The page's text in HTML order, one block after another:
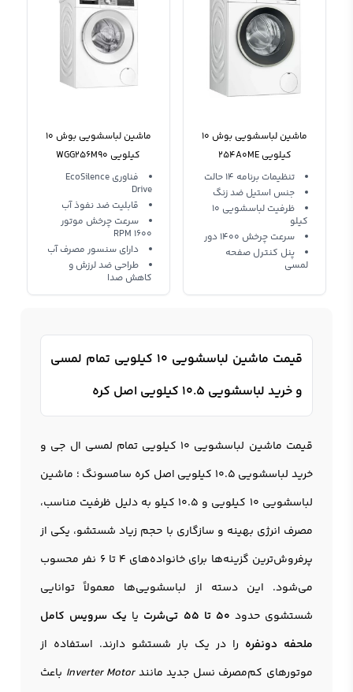
ماشین لباسشویی بوش 10
کیلویی 254A0ME
تنظیمات برنامه 14 حالت
جنس استیل ضد زنگ
ظرفیت لباسشویی 10
کیلو
سرعت چرخش 1400 دور
پنل کنترل صفحه
لمسی
ماشین لباسشویی بوش 10
کیلویی WGG256M90
فناوری EcoSilence
Drive
قابلیت ضد نفوذ آب
سرعت چرخش موتور
1600 RPM
دارای سنسور مصرف آب
طراحی ضد لرزش و
کاهش صدا
قیمت ماشین لباسشویی 10 کیلویی تمام لمسی
و خرید لباسشویی 10.5 کیلویی اصل کره
قیمت ماشین لباسشویی 10 کیلویی تمام لمسی ال جی و
خرید لباسشویی 10.5 کیلویی اصل کره سامسونگ ؛
ماشین
لباسشویی 10 کیلویی
و 10.5 کیلو به دلیل ظرفیت مناسب،
مصرف انرژی بهینه و سازگاری با حجم زیاد شستشو، یکی از
پرفروش‌ترین گزینه‌ها برای خانواده‌های 4 تا 6 نفر محسوب
می‌شود. این دسته از لباسشویی‌ها معمولاً توانایی
شستشوی حدود 50 تا 55 تی‌شرت یا یک سرویس کامل
ملحفه دونفره را در یک بار شستشو دارند. استفاده از
موتورهای کم‌مصرف نسل جدید مانندInverter Motor باعث